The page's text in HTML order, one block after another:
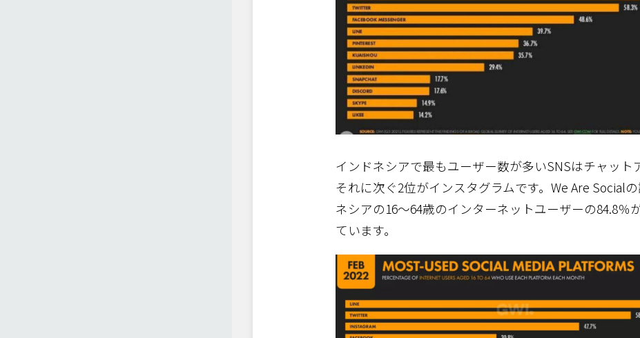
インドネシアで最もユーザー数が多いSNSはチャット
それに次ぐ2位がインスタグラムです。We Are Social
ネシアの16～64歳のインターネットユーザーの84.8％
ています。